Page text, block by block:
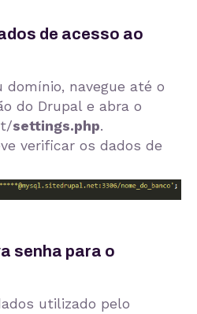
de acesso ao
domínio, navegue até o
do Drupal e abra o
settings.php.
verificar os dados de
senha para o
utilizado pelo